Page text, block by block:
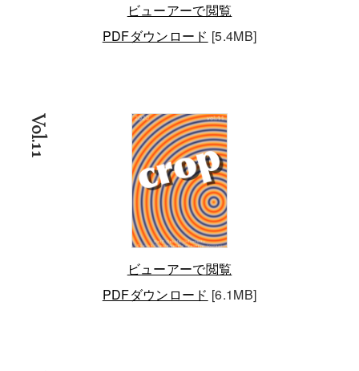
ビューアーで閲覧
PDFダウンロード [5.4MB]
ビューアーで閲覧
PDFダウンロード [6.1MB]
Vol.11